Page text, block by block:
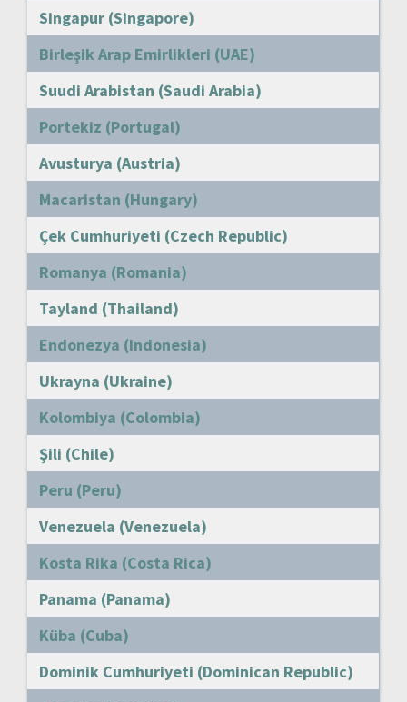
Singapur (Singapore)
Birleşik Arap Emirlikleri (UAE)
Suudi Arabistan (Saudi Arabia)
Portekiz (Portugal)
Avusturya (Austria)
Macaristan (Hungary)
Çek Cumhuriyeti (Czech Republic)
Romanya (Romania)
Tayland (Thailand)
Endonezya (Indonesia)
Ukrayna (Ukraine)
Kolombiya (Colombia)
Şili (Chile)
Peru (Peru)
Venezuela (Venezuela)
Kosta Rika (Costa Rica)
Panama (Panama)
Küba (Cuba)
Dominik Cumhuriyeti (Dominican Republic)